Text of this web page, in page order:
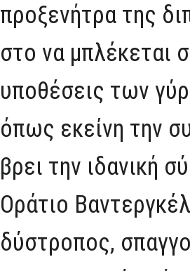
προξενήτρα της
στο να μπλέκεται
υποθέσεις των
όπως εκείνη την
βρει την ιδανική
Οράτιο
δύστροπος,